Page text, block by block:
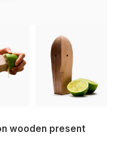
wooden present